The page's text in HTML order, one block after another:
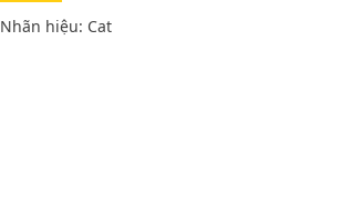
Nhãn hiệu: Cat